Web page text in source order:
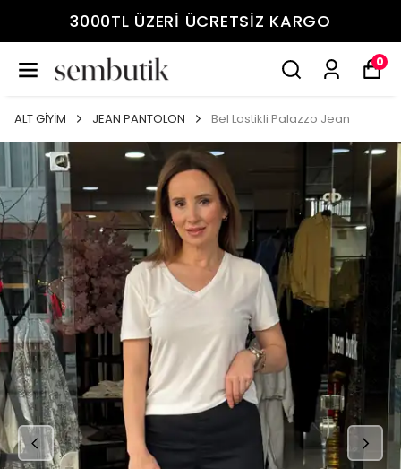
3000TL ÜZERİ ÜCRETSİZ KARGO
0
ALT GİYİM JEAN PANTOLON Bel Lastikli Palazzo Jean